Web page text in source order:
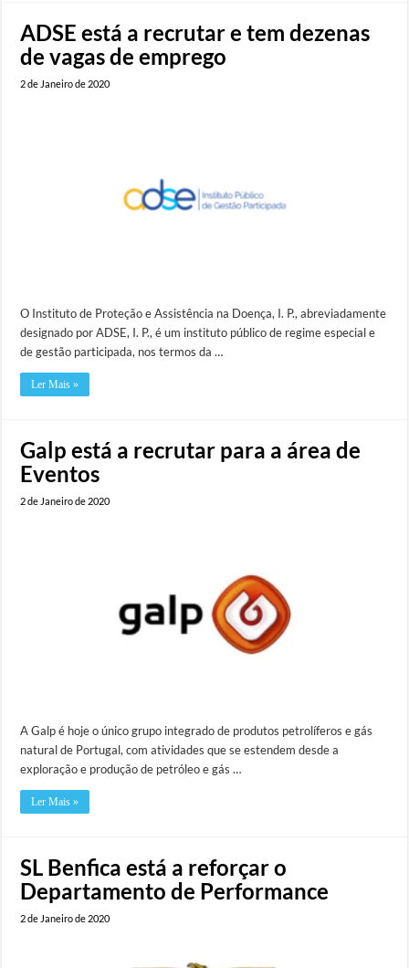
ADSE está a recrutar e tem dezenas
de vagas de emprego
2 de Janeiro de 2020
O Instituto de Proteção e Assistência na Doença, I. P., abreviadamente
designado por ADSE, I. P., é um instituto público de regime especial e
de gestão participada, nos termos da …
Ler Mais »
Galp está a recrutar para a área de
Eventos
2 de Janeiro de 2020
A Galp é hoje o único grupo integrado de produtos petrolíferos e gás
natural de Portugal, com atividades que se estendem desde a
exploração e produção de petróleo e gás …
Ler Mais »
SL Benfica está a reforçar o
Departamento de Performance
2 de Janeiro de 2020